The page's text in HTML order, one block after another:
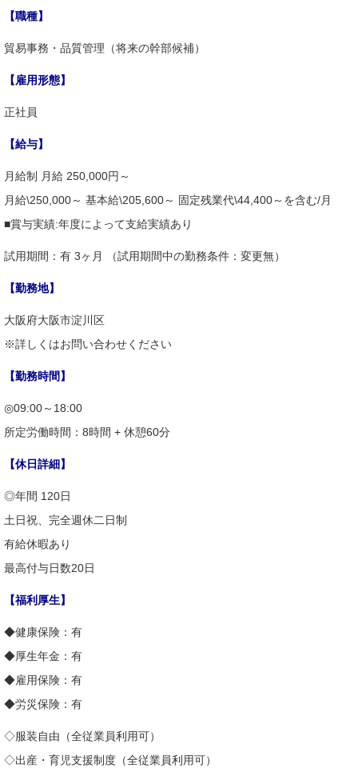
【職種】
貿易事務・品質管理（将来の幹部候補）
【雇用形態】
正社員
【給与】
月給制 月給 250,000円～
月給\250,000～ 基本給\205,600～ 固定残業代\44,400～を含む/月
■賞与実績:年度によって支給実績あり
試用期間：有 3ヶ月 （試用期間中の勤務条件：変更無）
【勤務地】
大阪府大阪市淀川区
※詳しくはお問い合わせください
【勤務時間】
◎09:00～18:00
所定労働時間：8時間 + 休憩60分
【休日詳細】
◎年間 120日
土日祝、完全週休二日制
有給休暇あり
最高付与日数20日
【福利厚生】
◆健康保険：有
◆厚生年金：有
◆雇用保険：有
◆労災保険：有
◇服装自由（全従業員利用可）
◇出産・育児支援制度（全従業員利用可）